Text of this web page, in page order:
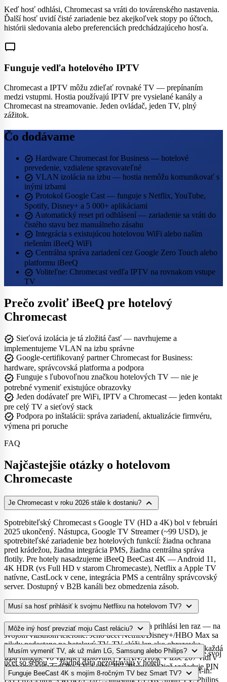
Keď hosť odhlási, Chromecast sa vráti do továrenského nastavenia.
Ďalší hosť uvidí čisté zariadenie bez akejkoľvek stopy po účtoch,
histórii sledovania alebo preferenciách predchádzajúceho hosťa.
tv_gen
Funguje vedľa hotelového IPTV
Chromecast a IPTV môžu zdieľať rovnaké TV — prepínaním
medzi vstupmi. Hostia používajú IPTV pre vysielané kanály a
Chromecast na streamovanie. Jeden ovládač, jeden TV, plný
zážitok.
Čo dodávame
verified Hardware Chromecast for Business — hotelové
prevedenie, vzdialene spravovateľné
verified VLAN izolácia na izbu — hostia nemôžu komunikovať s
inými izbami
verified Protokol Google Cast — funguje s Netflix, YouTube,
Spotify, Disney+ a 5 000+ aplikáciami
verified Automatický reset pri odhlásení — zariadenie sa vráti do
čistého stavu bez manuálneho zásahu
verified Integrácia s existujúcou hotelovou WiFi alebo naším
riešením iBeeQ WiFi
verified Centrálna správa zariadení cez Google Zero Touch alebo
platformu iBeeQ
verified Voliteľne: Chromecast vedľa IPTV na rovnakom vstupe
TV
Prečo zvoliť iBeeQ pre hotelový
Chromecast
verified Sieťová izolácia je tá zložitá časť — navrhujeme a
implementujeme VLAN na izbu správne
verified Google-certifikovaný partner Chromecast for Business:
hardware, správcovská platforma a podpora
verified Funguje s ľubovoľnou značkou hotelových TV — nie je
potrebné vymeniť existujúce obrazovky
verified Jeden dodávateľ pre WiFi, IPTV a Chromecast — jeden kontakt
pre celý TV a sieťový stack
verified Podpora po inštalácii: správa zariadení, aktualizácie firmvéru,
výmena pri poruche
FAQ
Najčastejšie otázky o hotelovom
Chromecaste
Je Chromecast v roku 2026 stále k dostaniu? expand_more
Spotrebiteľský Chromecast s Google TV (HD a 4K) bol v februári
2025 ukončený. Nástupca, Google TV Streamer (~99 USD), je
spotrebiteľské zariadenie bez hotelových funkcií: žiadna ochrana
pred krádežou, žiadna integrácia PMS, žiadna centrálna správa
flotily. Pre hotely nasadzujeme iBeeQ BeeCast 4K — Android 11,
4K HDR (vs Full HD v starom Chromecaste), Netflix a Apple TV
natívne, CastLock v cene, integrácia PMS a centrálny správcovský
server. Dostupný v B2B kanáli bez obmedzenia zásob.
Musí sa hosť prihlásiť k svojmu Netflixu na hotelovom TV? expand_more
Nie. To je celý zmysel nášho riešenia. Hosť sa prihlási len raz — na
svojom vlastnom telefóne. Jeho účet Netflix/Disney+/HBO Max sa
nikdy nedostane na hotelový TV. TV slúži len ako obrazovka
zobrazujúca stream z telefónu hosťa. Pri odhlásení si hosť berie svoj
účet so sebou — žiadne dáta nezostávajú v hoteli.
Môže iný hosť prevziať moju Cast reláciu? expand_more
Nie. Náš systém zabezpečuje plnú sieťovú izoláciu na izbu — každá
izba funguje vo vlastnej izolovanej VLAN. Hosť v izbe 207 vidí v
zozname zariadení iba TV z izby 207. Párovanie tiež vyžaduje PIN
alebo QR kód viditeľný iba pre osoby v izbe. Cast relácia je
Musím vymeniť TV, ak už mám LG, Samsung alebo Philips? expand_more
Nie. Máme dva scenáre. (A) Novšie hotelové TV s Cast Built-in:
LG Pro:Centric s webOS 5.0+, Samsung LYNK Smart TV, Philips
Funguje BeeCast 4K s mojím 8-ročným TV bez Smart TV? expand_more